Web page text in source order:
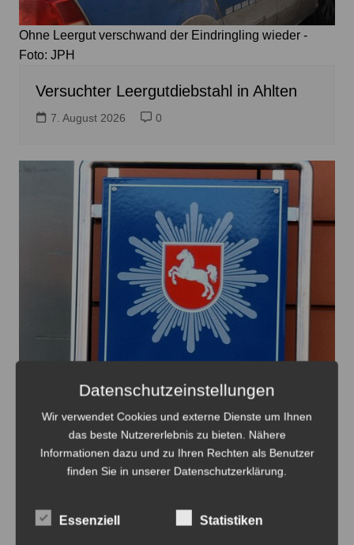
Ohne Leergut verschwand der Eindringling wieder -
Foto: JPH
Versuchter Leergutdiebstahl in Ahlten
7. August 2026 0
Die Täter machten offensichtlich keine Beute - Foto:
Versuchter Wohnungseinbruch in Ilten
Datenschutzeinstellungen
Wir verwendet Cookies und externe Dienste um Ihnen
das beste Nutzererlebnis zu bieten. Nähere
Informationen dazu und zu Ihren Rechten als Benutzer
finden Sie in unserer Datenschutzerklärung.
Essenziell Statistiken